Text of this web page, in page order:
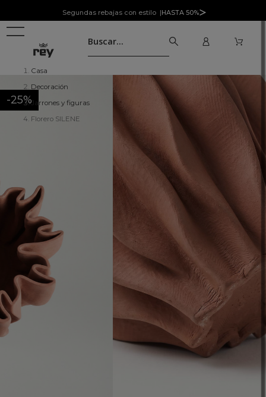
Segundas rebajas con estilo |HASTA 50%
Casa
Decoración
Jarrones y figuras
Florero SILENE
-25%